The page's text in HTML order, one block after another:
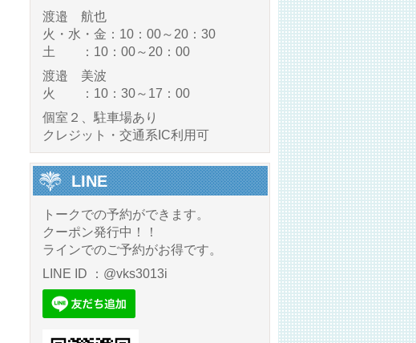
渡邉 航也
火・水・金：10：00～20：30
土 ：10：00～20：00
渡邉 美波
火 ：10：30～17：00
個室２、駐車場あり
クレジット・交通系IC利用可
LINE
トークでの予約ができます。
クーポン発行中！！
ラインでのご予約がお得です。
LINE ID ：@vks3013i